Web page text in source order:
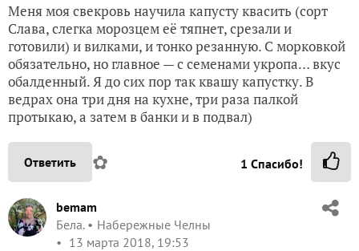
Меня моя свекровь научила капусту квасить (сорт
Слава, слегка морозцем её тяпнет, срезали и
готовили) и вилками, и тонко резанную. С морковкой
обязательно, но главное — с семенами укропа… вкус
обалденный. Я до сих пор так квашу капустку. В
ведрах она три дня на кухне, три раза палкой
протыкаю, а затем в банки и в подвал)
Ответить ✿ 1 Спасибо!
bemam
Бела.
Набережные Челны
13 марта 2018, 19:53